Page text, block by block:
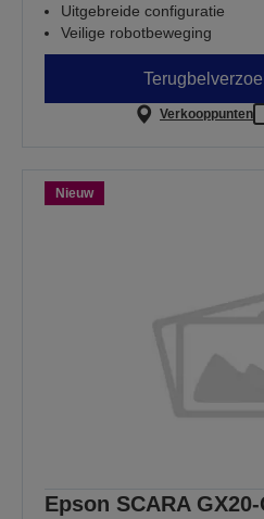
Uitgebreide configuratie
Veilige robotbeweging
Verkooppunten
Nieuw
Epson SCARA